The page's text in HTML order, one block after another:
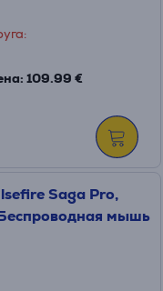
109.99 €
Saga Pro,
мышь